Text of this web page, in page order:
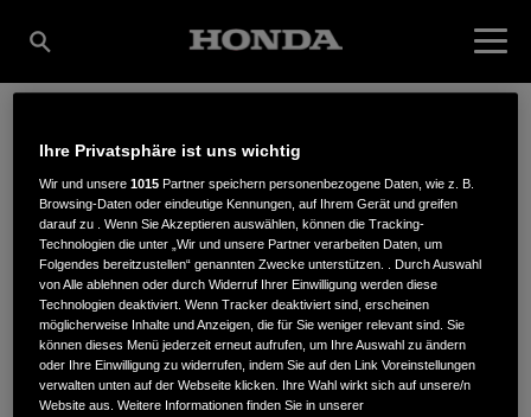
HEINZ FREIHAUT
GMBH
Jakob-Hammel-Str. 5,67550,Worms
Ihre Privatsphäre ist uns wichtig
Wir und unsere1015 Partner speichern personenbezogene Daten, wie z. B.
Browsing-Daten oder eindeutige Kennungen, auf Ihrem Gerät und greifen
darauf zu . Wenn Sie Akzeptieren auswählen, können die Tracking-
Technologien die unter „Wir und unsere Partner verarbeiten Daten, um
Folgendes bereitzustellen“ genannten Zwecke unterstützen. . Durch Auswahl
von Alle ablehnen oder durch Widerruf Ihrer Einwilligung werden diese
Technologien deaktiviert. Wenn Tracker deaktiviert sind, erscheinen
möglicherweise Inhalte und Anzeigen, die für Sie weniger relevant sind. Sie
können dieses Menü jederzeit erneut aufrufen, um Ihre Auswahl zu ändern
oder Ihre Einwilligung zu widerrufen, indem Sie auf den Link Voreinstellungen
verwalten unten auf der Webseite klicken. Ihre Wahl wirkt sich auf unsere/n
Website aus. Weitere Informationen finden Sie in unserer